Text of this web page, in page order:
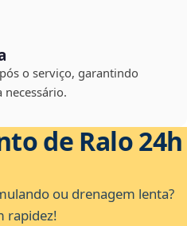
o serviço, garantindo
necessário.
de Ralo 24h
ou drenagem lenta?
rapidez!